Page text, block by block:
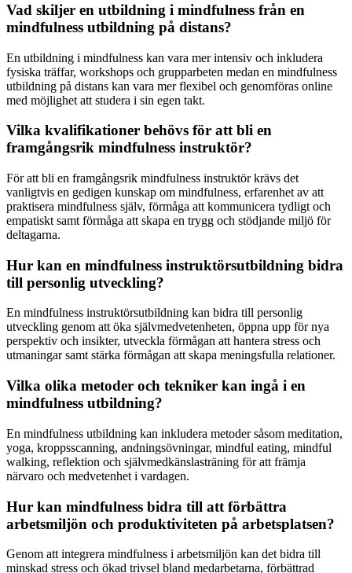
Vad skiljer en utbildning i mindfulness från en
mindfulness utbildning på distans?
En utbildning i mindfulness kan vara mer intensiv och inkludera
fysiska träffar, workshops och grupparbeten medan en mindfulness
utbildning på distans kan vara mer flexibel och genomföras online
med möjlighet att studera i sin egen takt.
Vilka kvalifikationer behövs för att bli en
framgångsrik mindfulness instruktör?
För att bli en framgångsrik mindfulness instruktör krävs det
vanligtvis en gedigen kunskap om mindfulness, erfarenhet av att
praktisera mindfulness själv, förmåga att kommunicera tydligt och
empatiskt samt förmåga att skapa en trygg och stödjande miljö för
deltagarna.
Hur kan en mindfulness instruktörsutbildning bidra
till personlig utveckling?
En mindfulness instruktörsutbildning kan bidra till personlig
utveckling genom att öka självmedvetenheten, öppna upp för nya
perspektiv och insikter, utveckla förmågan att hantera stress och
utmaningar samt stärka förmågan att skapa meningsfulla relationer.
Vilka olika metoder och tekniker kan ingå i en
mindfulness utbildning?
En mindfulness utbildning kan inkludera metoder såsom meditation,
yoga, kroppsscanning, andningsövningar, mindful eating, mindful
walking, reflektion och självmedkänslasträning för att främja
närvaro och medvetenhet i vardagen.
Hur kan mindfulness bidra till att förbättra
arbetsmiljön och produktiviteten på arbetsplatsen?
Genom att integrera mindfulness i arbetsmiljön kan det bidra till
minskad stress och ökad trivsel bland medarbetarna, förbättrad